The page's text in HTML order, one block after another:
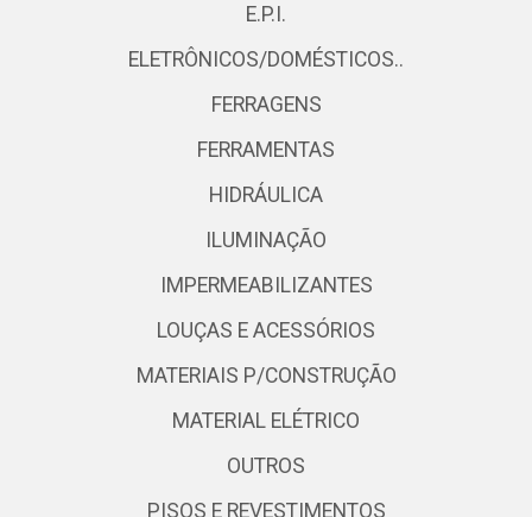
E.P.I.
ELETRÔNICOS/DOMÉSTICOS..
FERRAGENS
FERRAMENTAS
HIDRÁULICA
ILUMINAÇÃO
IMPERMEABILIZANTES
LOUÇAS E ACESSÓRIOS
MATERIAIS P/CONSTRUÇÃO
MATERIAL ELÉTRICO
OUTROS
PISOS E REVESTIMENTOS